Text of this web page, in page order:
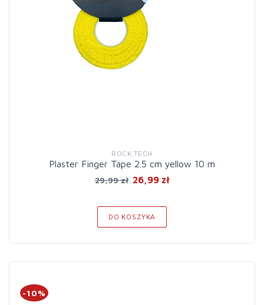
ROCK TECH
Plaster Finger Tape 2.5 cm yellow 10 m
29,99 zł 26,99 zł
DO KOSZYKA
-10%